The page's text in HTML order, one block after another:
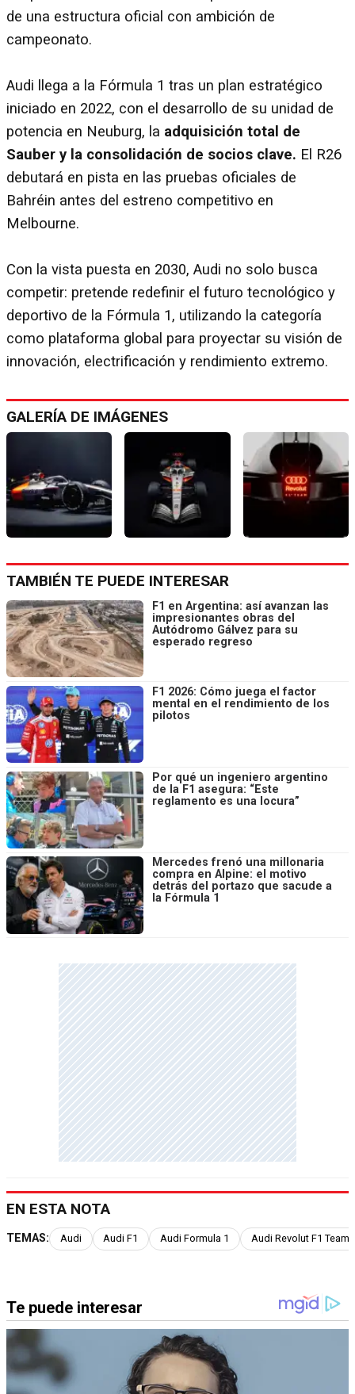
de una estructura oficial con ambición de
campeonato.
Audi llega a la Fórmula 1 tras un plan estratégico
iniciado en 2022, con el desarrollo de su unidad de
potencia en Neuburg, la adquisición total de
Sauber y la consolidación de socios clave. El R26
debutará en pista en las pruebas oficiales de
Bahréin antes del estreno competitivo en
Melbourne.
Con la vista puesta en 2030, Audi no solo busca
competir: pretende redefinir el futuro tecnológico y
deportivo de la Fórmula 1, utilizando la categoría
como plataforma global para proyectar su visión de
innovación, electrificación y rendimiento extremo.
GALERÍA DE IMÁGENES
TAMBIÉN TE PUEDE INTERESAR
F1 en Argentina: así avanzan las
impresionantes obras del
Autódromo Gálvez para su
esperado regreso
F1 2026: Cómo juega el factor
mental en el rendimiento de los
pilotos
Por qué un ingeniero argentino
de la F1 asegura: “Este
reglamento es una locura”
Mercedes frenó una millonaria
compra en Alpine: el motivo
detrás del portazo que sacude a
la Fórmula 1
EN ESTA NOTA
TEMAS: Audi Audi F1 Audi Formula 1 Audi Revolut F1 Team